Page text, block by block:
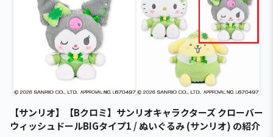
【サンリオ】【Bクロミ】サンリオキャラクターズ クローバー
ウィッシュドールBIGタイプ1 / ぬいぐるみ (サンリオ) の紹介